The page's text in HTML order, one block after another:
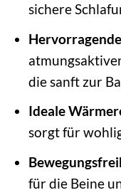
sichere
die sanft zur
Ideale
sorgt für
für die Beine